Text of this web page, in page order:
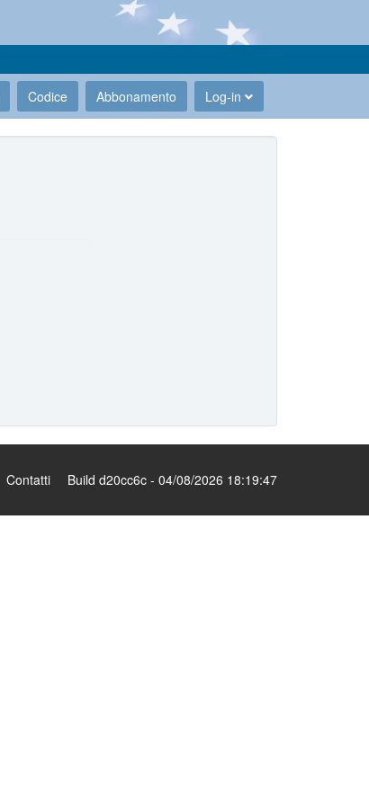
Codice Abbonamento Log-in
Contatti Build d20cc6c - 04/08/2026 18:19:47